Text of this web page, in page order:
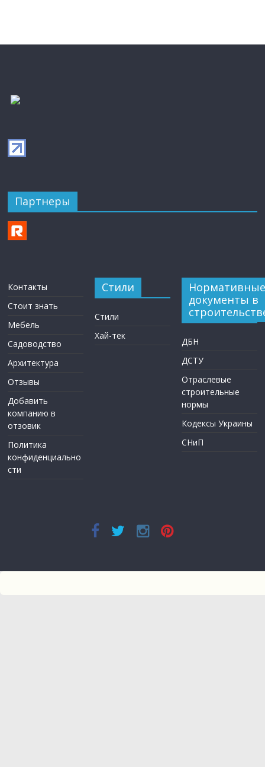
Партнеры
Контакты
Стоит знать
Мебель
Садоводство
Архитектура
Отзывы
Добавить
компанию в
отзовик
Политика
конфиденциально
сти
Стили
Стили
Хай-тек
Нормативные
документы в
ДБН
ДСТУ
Отраслевые
строительные
нормы
Кодексы Украины
СНиП